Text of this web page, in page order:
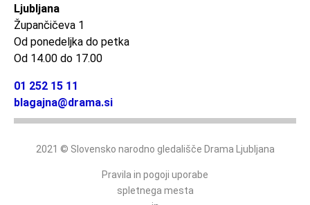
Ljubljana
Župančičeva 1
Od ponedeljka do petka
Od 14.00 do 17.00
01 252 15 11
blagajna@drama.si
2021 © Slovensko narodno gledališče Drama Ljubljana
Pravila in pogoji uporabe
spletnega mesta